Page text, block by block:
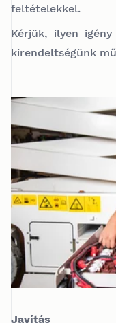
feltételekkel.
Kérjük, ilyen
kirendeltségünk
Javítás